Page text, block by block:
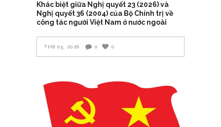
Khác biệt giữa Nghị quyết 23 (2026) và
Nghị quyết 36 (2004) của Bộ Chính trị về
công tác người Việt Nam ở nước ngoài
TH8 05, 2026 0 0